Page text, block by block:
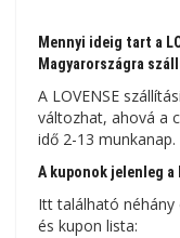
Mennyi ideig tart a
Magyarországra
A LOVENSE
változhat, ahová a
idő 2-13 munkanap.
A kuponok jelenleg a
Itt található néhány
és kupon lista: